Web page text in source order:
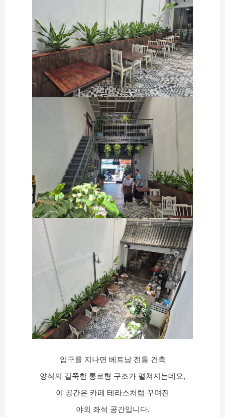
입구를 지나면 베트남 전통 건축
양식의 길쭉한 통로형 구조가 펼쳐지는데요,
이 공간은 카페 테라스처럼 꾸며진
야외 좌석 공간입니다.